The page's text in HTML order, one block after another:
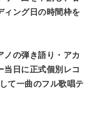
ィング日の時間枠を
ノの弾き語り・アカ
当日に正式個別レコ
て一曲のフル歌唱テ